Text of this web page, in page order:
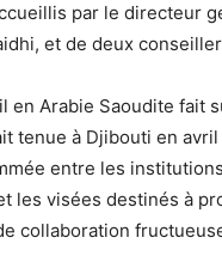
par le directeur
et de deux
en Arabie Saoudite fait
tenue à Djibouti en
entre les
les visées destinés à
collaboration